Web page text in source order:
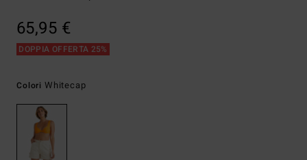
65,95 €
DOPPIA OFFERTA 25%
Colori Whitecap